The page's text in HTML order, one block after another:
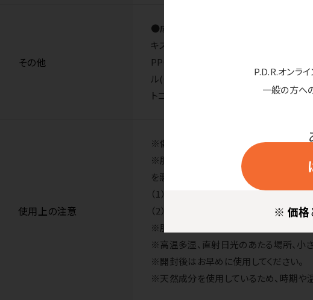
P.D.R.オンラ
一般の方へ
※ 価格
その他
●成分／水、グリセリン、BG、エタノール
キス、ライム果皮油、グレープフルーツ果
PPG-24グリセレス-24、PPG-6デシルテ
ル(C10-30))クロスポリマー、セスキオレ
トコフェロール、フェノキシエタノール
使用上の注意
※傷やはれもの、湿疹等、異常のある部
※肌に異常が生じていないかよく注意し
を悪化させることがありますので、皮膚
（1）使用中、赤み、はれ、かゆみ、刺激
（2）使用した肌に、直射日光があたっ
※肌が敏感な方や小さなお子様への使用
※高温多湿、直射日光のあたる場所、小
※開封後はお早めに使用してください。
※天然成分を使用しているため、時期や